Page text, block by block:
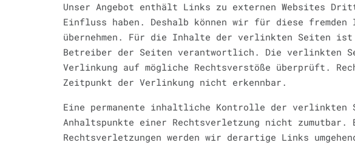
Unser Angebot enthält Links zu externen Websites
Einfluss haben. Deshalb können wir für diese fremden
übernehmen. Für die Inhalte der verlinkten Seiten
Betreiber der Seiten verantwortlich. Die verlinkten
Verlinkung auf mögliche Rechtsverstöße überprüft.
Zeitpunkt der Verlinkung nicht erkennbar.
Eine permanente inhaltliche Kontrolle der verlinkten
Anhaltspunkte einer Rechtsverletzung nicht zumutbar.
Rechtsverletzungen werden wir derartige Links